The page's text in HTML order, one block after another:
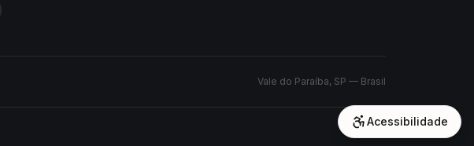
Vale do Paraíba, SP — Brasil
Acessibilidade